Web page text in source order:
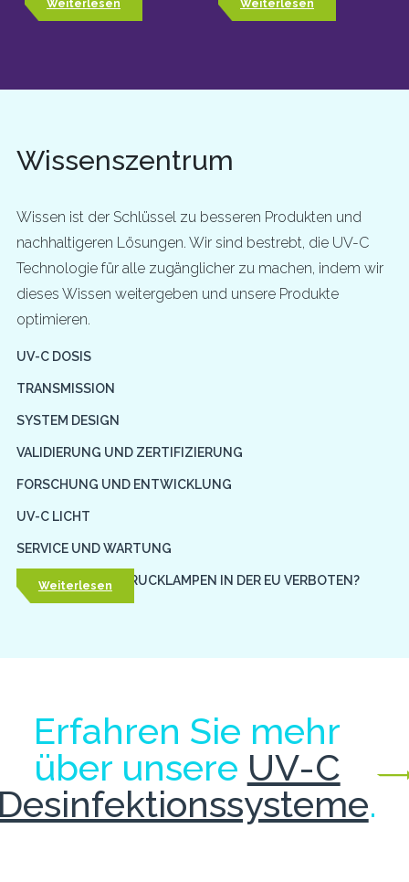
Weiterlesen Weiterlesen
Wissenszentrum
Wissen ist der Schlüssel zu besseren Produkten und
nachhaltigeren Lösungen. Wir sind bestrebt, die UV-C
Technologie für alle zugänglicher zu machen, indem wir
dieses Wissen weitergeben und unsere Produkte
optimieren.
UV-C DOSIS
TRANSMISSION
SYSTEM DESIGN
VALIDIERUNG UND ZERTIFIZIERUNG
FORSCHUNG UND ENTWICKLUNG
UV-C LICHT
SERVICE UND WARTUNG
WERDEN NIEDERDRUCKLAMPEN IN DER EU VERBOTEN?
Weiterlesen
Erfahren Sie mehr
über unsere UV-C
.